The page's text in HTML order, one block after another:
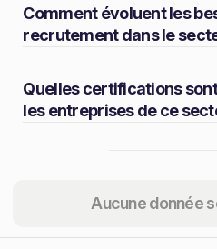
Aucune donnée
Comment évoluent les
recrutement dans le
Quelles certifications
les entreprises de ce
Partager